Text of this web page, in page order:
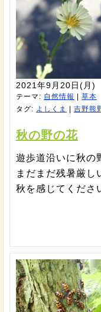
2021年9月20日(月)
テーマ: 自然情報
草本
タグ: よしくま 吉野熊
秋の野の花
遊歩道沿いに秋の
まだまだ残暑厳し
秋を感じてくださ